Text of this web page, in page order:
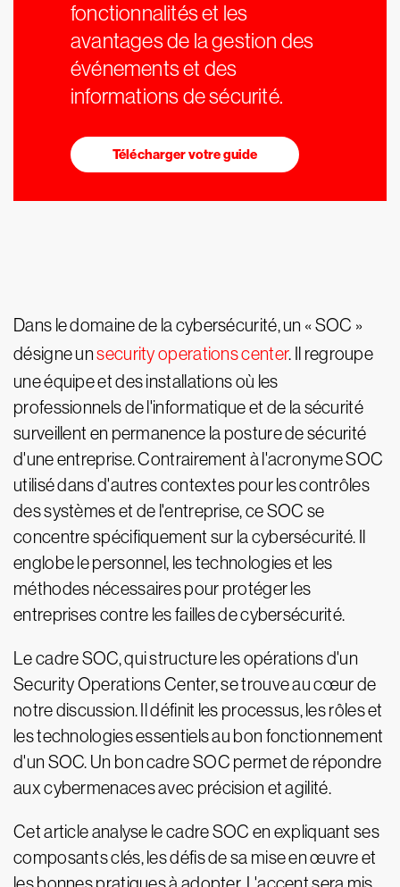
fonctionnalités et les
avantages de la gestion des
événements et des
informations de sécurité.
Télécharger votre guide
Dans le domaine de la cybersécurité, un « SOC »
désigne unsecurity operations center. Il regroupe
une équipe et des installations où les
professionnels de l'informatique et de la sécurité
surveillent en permanence la posture de sécurité
d'une entreprise. Contrairement à l'acronyme SOC
utilisé dans d'autres contextes pour les contrôles
des systèmes et de l'entreprise, ce SOC se
concentre spécifiquement sur la cybersécurité. Il
englobe le personnel, les technologies et les
méthodes nécessaires pour protéger les
entreprises contre les failles de cybersécurité.
Le cadre SOC, qui structure les opérations d'un
Security Operations Center, se trouve au cœur de
notre discussion. Il définit les processus, les rôles et
les technologies essentiels au bon fonctionnement
d'un SOC. Un bon cadre SOC permet de répondre
aux cybermenaces avec précision et agilité.
Cet article analyse le cadre SOC en expliquant ses
composants clés, les défis de sa mise en œuvre et